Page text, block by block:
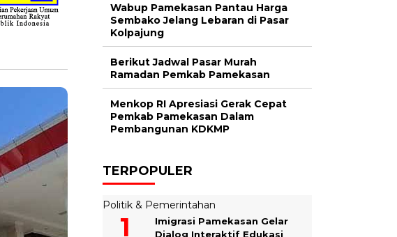
Wabup Pamekasan Pantau Harga
Sembako Jelang Lebaran di Pasar
Kolpajung
Berikut Jadwal Pasar Murah
Ramadan Pemkab Pamekasan
Menkop RI Apresiasi Gerak Cepat
Pemkab Pamekasan Dalam
Pembangunan KDKMP
TERPOPULER
Politik & Pemerintahan
Imigrasi Pamekasan Gelar
Dialog Interaktif Edukasi